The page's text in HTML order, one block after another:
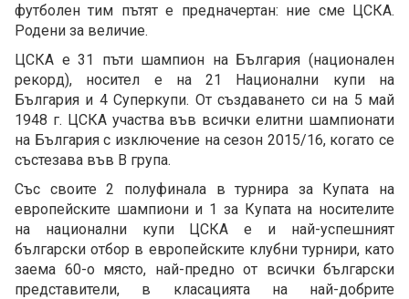
футболен тим пътят е предначертан: ние сме ЦСКА.
Родени за величие.
ЦСКА е 31 пъти шампион на България (национален
рекорд), носител е на 21 Национални купи на
България и 4 Суперкупи. От създаването си на 5 май
1948 г. ЦСКА участва във всички елитни шампионати
на България с изключение на сезон 2015/16, когато се
състезава във В група.
Със своите 2 полуфинала в турнира за Купата на
европейските шампиони и 1 за Купата на носителите
на национални купи ЦСКА е и най-успешният
български отбор в европейските клубни турнири, като
заема 60-о място, най-предно от всички български
представители, в класацията на най-добрите